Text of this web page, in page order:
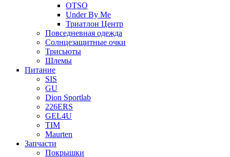
OTSO
Under By Me
Триатлон Центр
Повседневная одежда
Солнцезащитные очки
Трисьюты
Шлемы
Питание
SIS
GU
Dion Sportlab
226ERS
GEL4U
TIM
Maurten
Запчасти
Покрышки